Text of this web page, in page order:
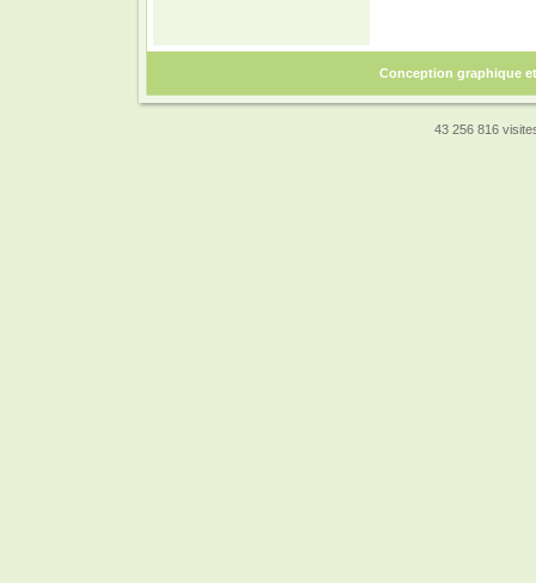
Conception graphique
43 256 816